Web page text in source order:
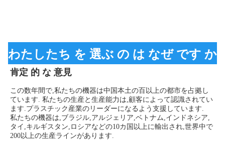
わたしたち を 選ぶ の は なぜ です か
肯定 的 な 意見
この数年間で,私たちの機器は中国本土の百以上の都市を占拠し
ています. 私たちの生産と生産能力は,顧客によって認識されてい
ます.プラスチック産業のリーダーになるよう支援しています.
私たちの機器は,ブラジル,アルジェリア,ベトナム,インドネシア,
タイ,キルギスタン,ロシアなどの10カ国以上に輸出され,世界中で
200以上の生産ラインがあります.